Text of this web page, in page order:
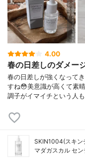
4.00
春の日差しのダメー
春の日差しが強くなって
すね😳美意識が高くて素
調子がイマイチという人
SKIN1004(スキン
マダガスカル セ